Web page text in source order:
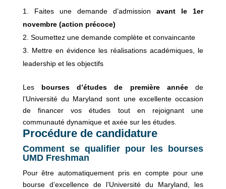
Faites une demande d’admissionavant le 1er
novembre (action précoce)
Soumettez une demande complète et convaincante
Mettre en évidence les réalisations académiques, le
leadership et les objectifs
Les bourses d’études de première annéede
l’Université du Maryland sont une excellente occasion
de financer vos études tout en rejoignant une
communauté dynamique et axée sur les études.
Procédure de candidature
Comment se qualifier pour les bourses
UMD Freshman
Pour être automatiquement pris en compte pour une
bourse d’excellence de l’Université du Maryland, les